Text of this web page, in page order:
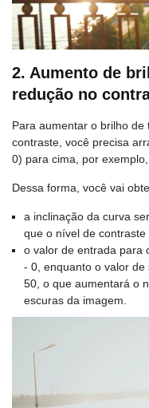
2. Aumento de
redução no
Para aumentar o brilho
contraste, você precisa
0) para cima, por
Dessa forma, você vai
a inclinação da curva
que o nível de contraste
o valor de entrada para
- 0, enquanto o valor
50, o que aumentará o
escuras da imagem.